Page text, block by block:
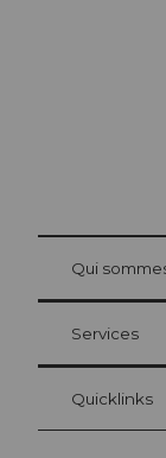
Carte
Vos avantages
at Bre
Qui
Services
Quicklinks